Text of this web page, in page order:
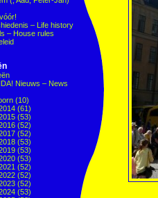
– Life history
– House rules
Nieuws – News
(10)
(61)
(53)
(52)
(52)
(53)
(53)
(53)
(52)
(52)
(52)
(53)